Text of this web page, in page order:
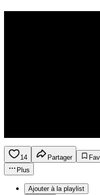
14 Partager
Plus
Ajouter à la playlist